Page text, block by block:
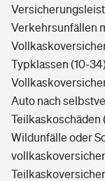
Verkehrsunfällen
Typklassen (10-
Auto nach
Teilkaskoschäden
Wildunfälle oder